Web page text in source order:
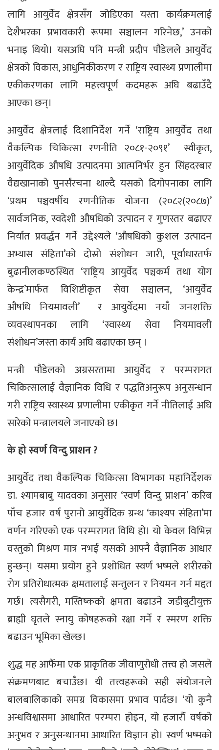
लागि आयुर्वेद क्षेत्रसँग जोडिएका यस्ता कार्यक्रमलाई
देशैभरका प्रभावकारी रूपमा सञ्चालन गरिनेछ,’ उनको
भनाइ थियो। यसअघि पनि मन्त्री प्रदीप पौडेलले आयुर्वेद
क्षेत्रको विकास, आधुनिकीकरण र राष्ट्रिय स्वास्थ्य प्रणालीमा
एकीकरणका लागि महत्त्वपूर्ण कदमहरू अघि बढाउँदै
आएका छन्।
आयुर्वेद क्षेत्रलाई दिशानिर्देश गर्ने ‘राष्ट्रिय आयुर्वेद तथा
वैकल्पिक चिकित्सा रणनीति २०८१-२०९१’ स्वीकृत,
आयुर्वेदिक औषधि उत्पादनमा आत्मनिर्भर हुन सिंहदरबार
वैद्यखानाको पुनर्संरचना थाल्दै यसको दिगोपनाका लागि
‘प्रथम पञ्चवर्षीय रणनीतिक योजना (२०८२(२०८७)’
सार्वजनिक, स्वदेशी औषधिको उत्पादन र गुणस्तर बढाएर
निर्यात प्रवर्द्धन गर्ने उद्देश्यले ‘औषधिको कुशल उत्पादन
अभ्यास संहिता’को दोस्रो संशोधन जारी, पूर्वाधारतर्फ
बुढानीलकण्ठस्थित ‘राष्ट्रिय आयुर्वेद पञ्चकर्म तथा योग
केन्द्र’मार्फत विशिष्टीकृत सेवा सञ्चालन, ‘आयुर्वेद
औषधि नियमावली’ र आयुर्वेदमा नयाँ जनशक्ति
व्यवस्थापनका लागि ‘स्वास्थ्य सेवा नियमावली
संशोधन’जस्ता कार्य अघि बढाएका छन् ।
मन्त्री पौडेलको अग्रसरतामा आयुर्वेद र परम्परागत
चिकित्सालाई वैज्ञानिक विधि र पद्धतिअनुरूप अनुसन्धान
गरी राष्ट्रिय स्वास्थ्य प्रणालीमा एकीकृत गर्ने नीतिलाई अघि
सारेको मन्त्रालयले जनाएको छ।
के हो स्वर्ण विन्दु प्राशन ?
आयुर्वेद तथा वैकल्पिक चिकित्सा विभागका महानिर्देशक
डा. श्यामबाबु यादवका अनुसार ‘स्वर्ण विन्दु प्राशन’ करिब
पाँच हजार वर्ष पुरानो आयुर्वेदिक ग्रन्थ ‘काश्यप संहिता’मा
वर्णन गरिएको एक परम्परागत विधि हो। यो केवल विभिन्न
वस्तुको मिश्रण मात्र नभई यसको आफ्नै वैज्ञानिक आधार
हुन्छन्। यसमा प्रयोग हुने प्रशोधित स्वर्ण भष्मले शरीरको
रोग प्रतिरोधात्मक क्षमतालाई सन्तुलन र नियमन गर्न मद्दत
गर्छ। त्यसैगरी, मस्तिष्कको क्षमता बढाउने जडीबुटीयुक्त
ब्राह्मी घृतले स्नायु कोषहरूको रक्षा गर्ने र स्मरण शक्ति
बढाउन भूमिका खेल्छ।
शुद्ध मह आफैँमा एक प्राकृतिक जीवाणुरोधी तत्त्व हो जसले
संक्रमणबाट बचाउँछ। यी तत्त्वहरूको सही संयोजनले
बालबालिकाको समग्र विकासमा प्रभाव पार्दछ। ‘यो कुनै
अन्धविश्वासमा आधारित परम्परा होइन, यो हजारौँ वर्षको
अनुभव र अनुसन्धानमा आधारित विज्ञान हो। स्वर्ण भष्मको